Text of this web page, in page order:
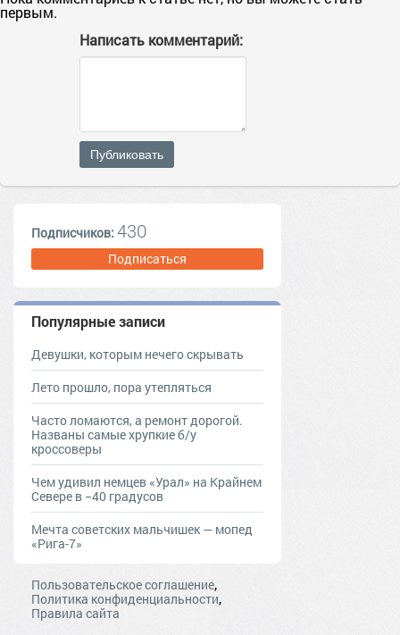
первым.
Написать комментарий:
Публиковать
Подписчиков: 430
Подписаться
Популярные записи
Девушки, которым нечего скрывать
Лето прошло, пора утепляться
Часто ломаются, а ремонт дорогой.
Названы самые хрупкие б/у
кроссоверы
Чем удивил немцев «Урал» на Крайнем
Севере в −40 градусов
Мечта советских мальчишек — мопед
«Рига-7»
Пользовательское соглашение,
Политика конфиденциальности,
Правила сайта